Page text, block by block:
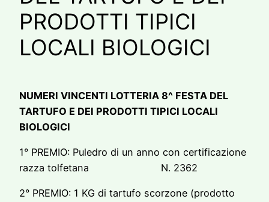
PRODOTTI TIPICI
LOCALI BIOLOGICI
NUMERI VINCENTI LOTTERIA 8^ FESTA DEL
TARTUFO E DEI PRODOTTI TIPICI LOCALI
BIOLOGICI
1° PREMIO: Puledro di un anno con certificazione
razza tolfetana N. 2362
2° PREMIO: 1 KG di tartufo scorzone (prodotto